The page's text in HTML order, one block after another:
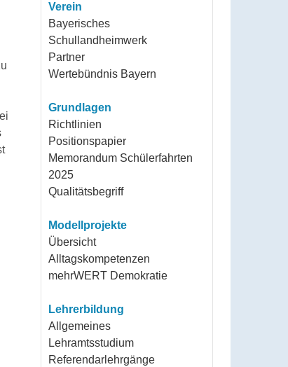
Verein
Bayerisches
Schullandheimwerk
Partner
Wertebündnis Bayern
Grundlagen
Richtlinien
Positionspapier
Memorandum Schülerfahrten
2025
Qualitätsbegriff
Modellprojekte
Übersicht
Alltagskompetenzen
mehrWERT Demokratie
Lehrerbildung
Allgemeines
Lehramtsstudium
Referendarlehrgänge